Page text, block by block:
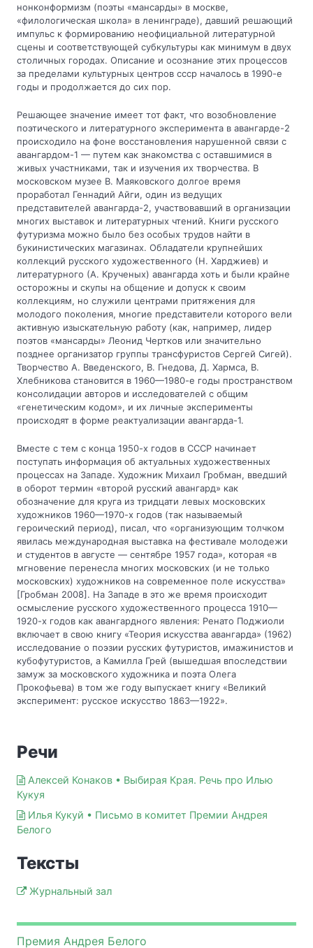
нонконформизм (поэты «мансарды» в москве,
«филологическая школа» в ленинграде), давший решающий
импульс к формированию неофициальной литературной
сцены и соответствующей субкультуры как минимум в двух
столичных городах. Описание и осознание этих процессов
за пределами культурных центров ссср началось в 1990-е
годы и продолжается до сих пор.
Решающее значение имеет тот факт, что возобновление
поэтического и литературного эксперимента в авангарде-2
происходило на фоне восстановления нарушенной связи с
авангардом-1 — путем как знакомства с оставшимися в
живых участниками, так и изучения их творчества. В
московском музее В. Маяковского долгое время
проработал Геннадий Айги, один из ведущих
представителей авангарда-2, участвовавший в организации
многих выставок и литературных чтений. Книги русского
футуризма можно было без особых трудов найти в
букинистических магазинах. Обладатели крупнейших
коллекций русского художественного (Н. Харджиев) и
литературного (А. Крученых) авангарда хоть и были крайне
осторожны и скупы на общение и допуск к своим
коллекциям, но служили центрами притяжения для
молодого поколения, многие представители которого вели
активную изыскательную работу (как, например, лидер
поэтов «мансарды» Леонид Чертков или значительно
позднее организатор группы трансфуристов Сергей Сигей).
Творчество А. Введенского, В. Гнедова, Д. Хармса, В.
Хлебникова становится в 1960—1980-е годы пространством
консолидации авторов и исследователей с общим
«генетическим кодом», и их личные эксперименты
происходят в форме реактуализации авангарда-1.
Вместе с тем с конца 1950-х годов в СССР начинает
поступать информация об актуальных художественных
процессах на Западе. Художник Михаил Гробман, введший
в оборот термин «второй русский авангард» как
обозначение для круга из тридцати левых московских
художников 1960—1970-х годов (так называемый
героический период), писал, что «организующим толчком
явилась международная выставка на фестивале молодежи
и студентов в августе — сентябре 1957 года», которая «в
мгновение перенесла многих московских (и не только
московских) художников на современное поле искусства»
[Гробман 2008]. На Западе в это же время происходит
осмысление русского художественного процесса 1910—
1920-х годов как авангардного явления: Ренато Поджиоли
включает в свою книгу «Теория искусства авангарда» (1962)
исследование о поэзии русских футуристов, имажинистов и
кубофутуристов, а Камилла Грей (вышедшая впоследствии
замуж за московского художника и поэта Олега
Прокофьева) в том же году выпускает книгу «Великий
эксперимент: русское искусство 1863—1922».
Речи
Алексей Конаков • Выбирая Края. Речь про Илью
Кукуя
Илья Кукуй • Письмо в комитет Премии Андрея
Белого
Тексты
Журнальный зал
Премия Андрея Белого